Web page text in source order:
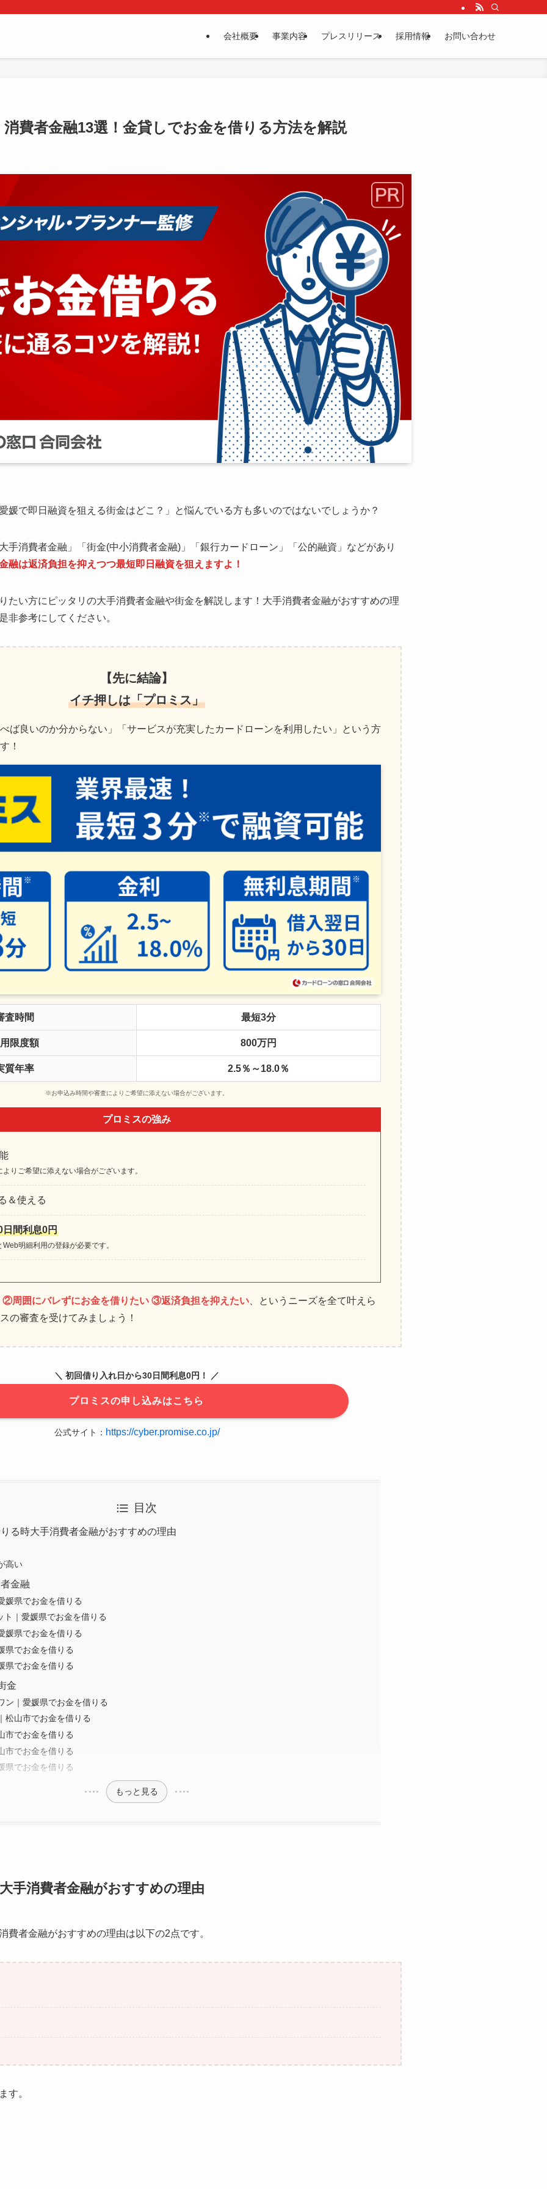
会社概要 事業内容 プレスリリース 採用情報 お問い合わせ
費者金融13選！金貸しでお金を借りる方法を解説
媛で即日融資を狙える街金はどこ？」と悩んでいる方も多いのではないでしょうか？
手消費者金融」「街金(中小消費者金融)」「銀行カードローン」「公的融資」などがあり
融は返済負担を抑えつつ最短即日融資を狙えますよ！
たい方にピッタリの大手消費者金融や街金を解説します！大手消費者金融がおすすめの理
非参考にしてください。
【先に結論】
イチ押しは「プロミス」
ば良いのか分からない」「サービスが充実したカードローンを利用したい」という方
！
査時間 最短3分
限度額 800万円
質年率 2.5％～18.0％
※お申込み時間や審査によりご希望に添えない場合がございます。
プロミスの強み
りご希望に添えない場合がございます。
＆使える
日間利息0円
明細利用の登録が必要です。
周囲にバレずにお金を借りたい ③返済負担を抑えたい 、というニーズを全て叶えら
の審査を受けてみましょう！
＼ 初回借り入れ日から30日間利息0円！ ／
プロミスの申し込みはこちら
公式サイト： https://cyber.promise.co.jp/
目次
る時大手消費者金融がおすすめの理由
高い
金融
媛県でお金を借りる
ト｜愛媛県でお金を借りる
媛県でお金を借りる
県でお金を借りる
県でお金を借りる
金
ン｜愛媛県でお金を借りる
松山市でお金を借りる
市でお金を借りる
市でお金を借りる
県でお金を借りる
もっと見る
手消費者金融がおすすめの理由
費者金融がおすすめの理由は以下の2点です。
す。